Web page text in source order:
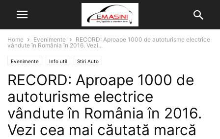
Home Evenimente
RECORD: Aproape 1000 de autoturisme electrice
vândute în România în 2016. Vezi...
Evenimente Info util Stiri Auto
RECORD: Aproape 1000 de
autoturisme electrice
vândute în România în 2016.
Vezi cea mai căutată marcă